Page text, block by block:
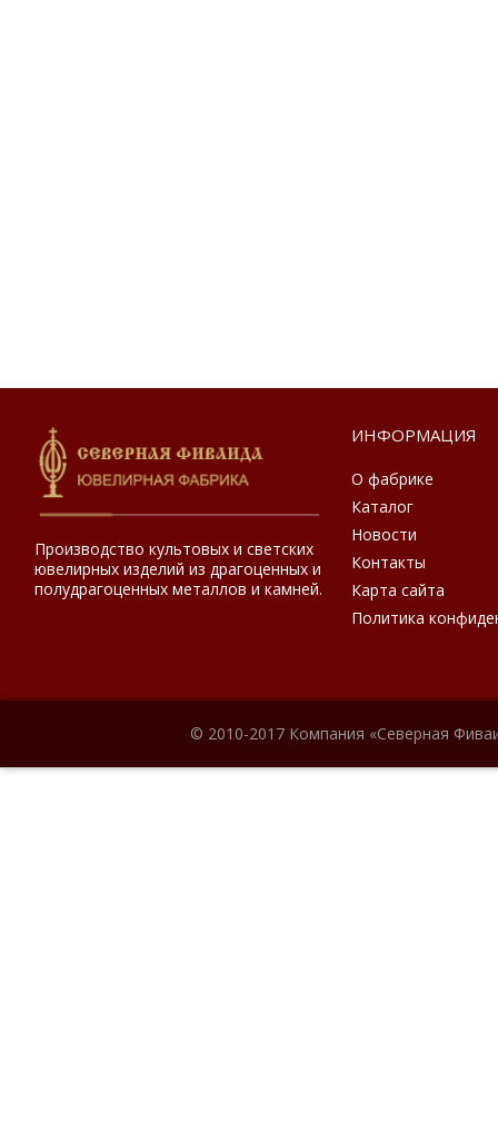
Производство культовых и светских
ювелирных изделий из драгоценных и
полудрагоценных металлов и камней.
ИНФОРМАЦИЯ
О фабрике
Каталог
Новости
Контакты
Карта сайта
Политика
© 2010-2017 Компания «Северная